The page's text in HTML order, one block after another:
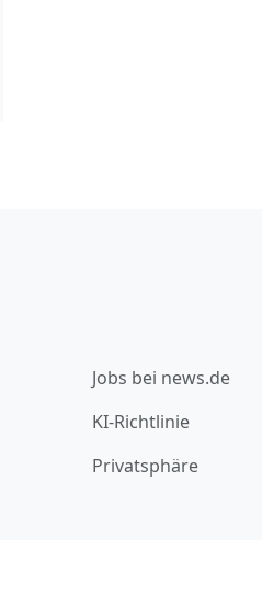
Jobs bei news.de
KI-Richtlinie
Privatsphäre